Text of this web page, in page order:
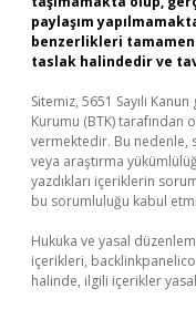
paylaşım
benzerlikleri
taslak halindedir ve
Sitemiz, 5651 Sayılı
Kurumu (BTK) tarafından
vermektedir. Bu
veya araştırma
yazdıkları içeriklerin
bu sorumluluğu kabul
Hukuka ve yasal
içerikleri,
halinde, ilgili içerikler